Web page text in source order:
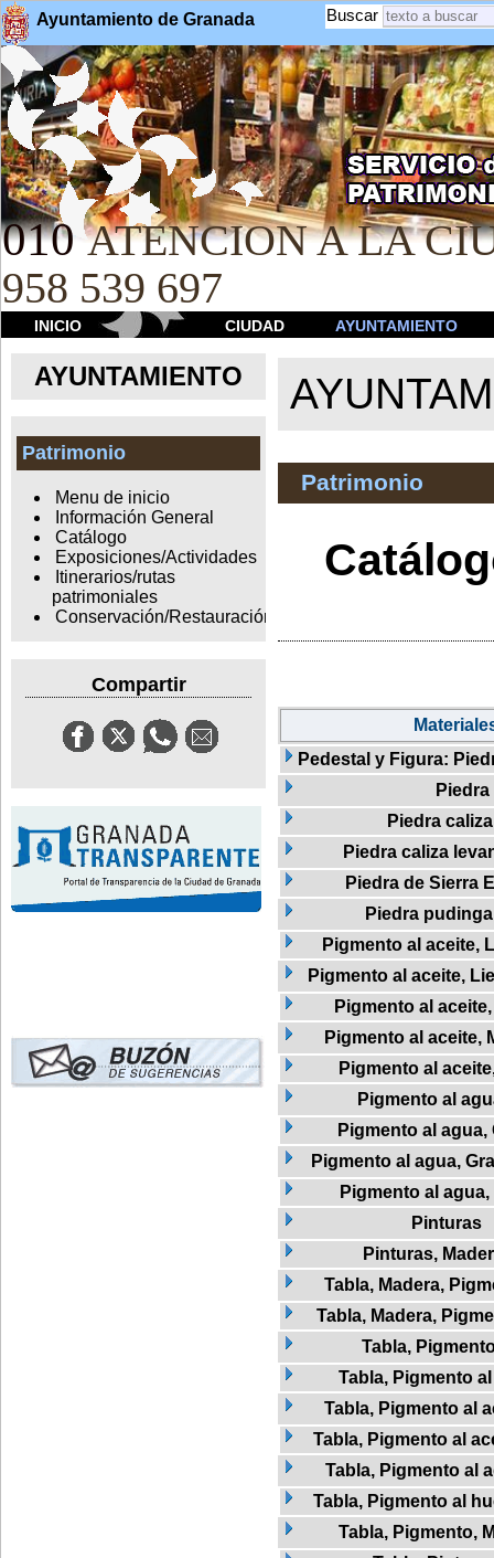
Ayuntamiento de Granada Buscar
010 ATENCION A LA
958 539 697
INICIO CIUDAD AYUNTAMIENTO
AYUNTAMIENTO
Patrimonio
Menu de inicio
Información General
Catálogo
Exposiciones/Actividades
Itinerarios/rutas
patrimoniales
Conservación/Restauración
Compartir
Patrimonio
Pedestal y Figura:
Piedra
Piedra caliza
Piedra caliza
Piedra de Sierra
Piedra pudinga
Pigmento al aceite,
Pigmento al aceite,
Pigmento al
Pigmento al aceite,
Pigmento al
Pigmento al
Pigmento al agua,
Pigmento al agua,
Pigmento al agua,
Pinturas
Pinturas,
Tabla, Madera,
Tabla, Madera,
Tabla,
Tabla, Pigmento
Tabla, Pigmento al
Tabla, Pigmento al
Tabla, Pigmento al
Tabla, Pigmento al
Tabla, Pigmento,